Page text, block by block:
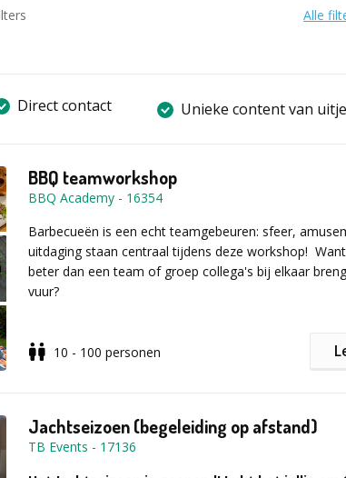
Alle
Direct contact Unieke content van
BBQ teamworkshop
BBQ Academy - 16354
Barbecueën is een echt teamgebeuren: sfeer,
uitdaging staan centraal tijdens deze workshop!
beter dan een team of groep collega's bij elkaar
vuur?
Na deze teambuilding gegarandeerd niets anders dan
Maak kennis met alle aspecten van het barbecueën en
toestel doet wat? Hoe onderhoud ik de rooster? Wat
hout, houtskool of gas? ...
10 - 100 personen
Jachtseizoen (begeleiding op afstand)
TB Events - 17136